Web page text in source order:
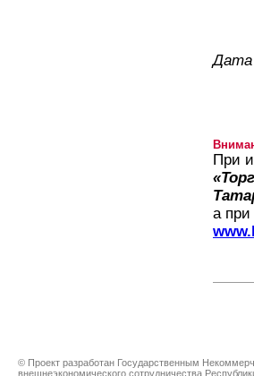
Дата
При
а при
© Проект разработан Государственным
внешнеэкономического сотрудничества